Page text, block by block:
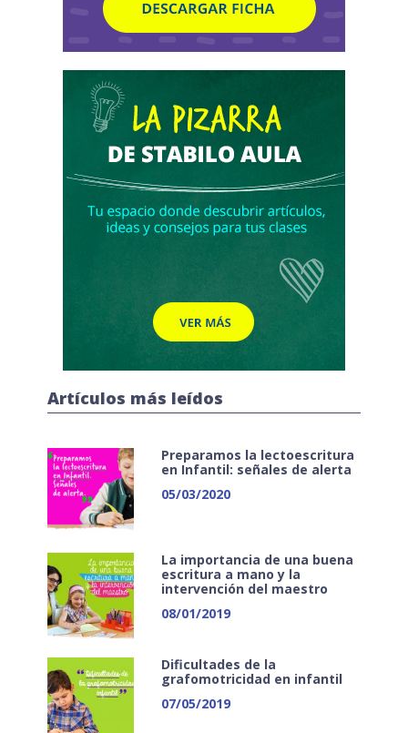
Artículos más leídos
Preparamos la lectoescritura
en Infantil: señales de alerta
05/03/2020
La importancia de una buena
escritura a mano y la
intervención del maestro
08/01/2019
Dificultades de la
grafomotricidad en infantil
07/05/2019